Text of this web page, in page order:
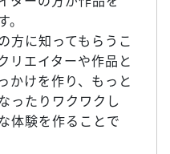
方に知ってもらうこ
リエイターや作品と
かけを作り、もっと
ったりワクワクし
体験を作ることで